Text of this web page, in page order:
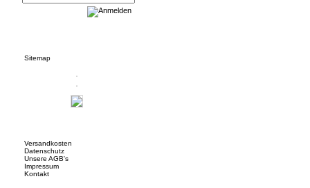
Sitemap
Versandkosten
Datenschutz
Unsere AGB's
Impressum
Kontakt